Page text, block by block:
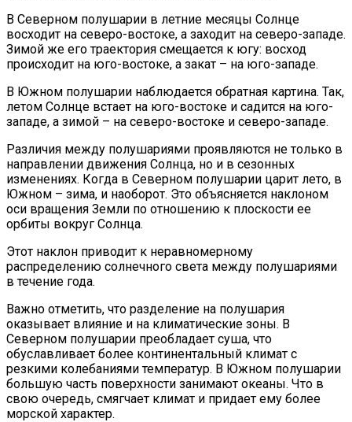
В Северном полушарии в летние месяцы Солнце
восходит на северо-востоке, а заходит на северо-западе.
Зимой же его траектория смещается к югу: восход
происходит на юго-востоке, а закат – на юго-западе.
В Южном полушарии наблюдается обратная картина. Так,
летом Солнце встает на юго-востоке и садится на юго-
западе, а зимой – на северо-востоке и северо-западе.
Различия между полушариями проявляются не только в
направлении движения Солнца, но и в сезонных
изменениях. Когда в Северном полушарии царит лето, в
Южном – зима, и наоборот. Это объясняется наклоном
оси вращения Земли по отношению к плоскости ее
орбиты вокруг Солнца.
Этот наклон приводит к неравномерному
распределению солнечного света между полушариями
в течение года.
Важно отметить, что разделение на полушария
оказывает влияние и на климатические зоны. В
Северном полушарии преобладает суша, что
обуславливает более континентальный климат с
резкими колебаниями температур. В Южном полушарии
большую часть поверхности занимают океаны. Что в
свою очередь, смягчает климат и придает ему более
морской характер.